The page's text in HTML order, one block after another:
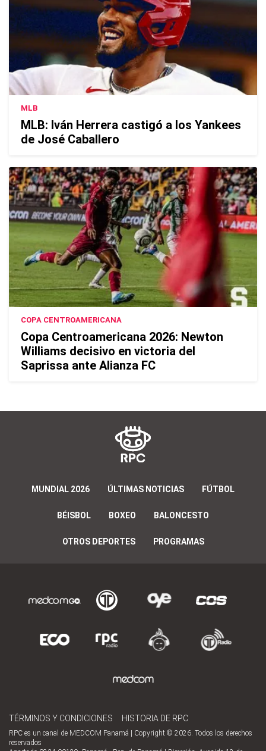
MLB
MLB: Iván Herrera castigó a los Yankees
de José Caballero
COPA CENTROAMERICANA
Copa Centroamericana 2026: Newton
Williams decisivo en victoria del
Saprissa ante Alianza FC
MUNDIAL 2026 ÚLTIMAS NOTICIAS FÚTBOL
BÉISBOL BOXEO BALONCESTO
OTROS DEPORTES PROGRAMAS
TÉRMINOS Y CONDICIONES HISTORIA DE RPC
RPC es un canal de MEDCOM Panamá | Copyright © 2026. Todos los derechos
reservados